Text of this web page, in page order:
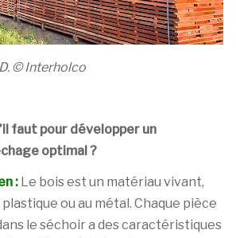
© Interholco
faut pour développer un
optimal ?
: Le bois est un matériau vivant,
ou au métal. Chaque pièce
le séchoir a des caractéristiques